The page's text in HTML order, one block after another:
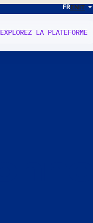
FRENIT
EXPLOREZ LA PLATEFORME